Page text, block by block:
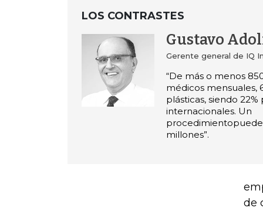
LOS CONTRASTES
Gustavo
Gerente general de IQ
“De más o menos
médicos mensuales,
plásticas, siendo
internacionales. Un
procedimientopuede
millones”.
de